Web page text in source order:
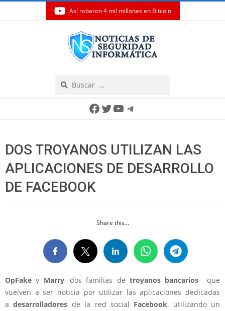
Así robaron 4 mil millones en Bitcoin
Facebook
Twitter
YouTube
Telegram
DOS TROYANOS UTILIZAN LAS
APLICACIONES DE DESARROLLO
DE FACEBOOK
Share this...
OpFake y Marry, dos familias detroyanos bancarios que
vuelven a ser noticia por utilizar las aplicaciones dedicadas
adesarrolladores de la red social Facebook, utilizando un